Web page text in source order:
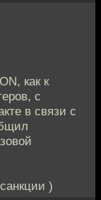
как к
с
в связи с
)